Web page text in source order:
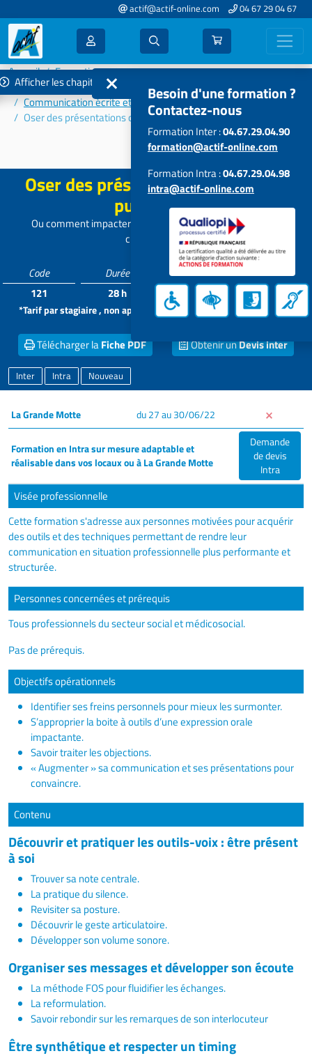
actif@actif-online.com 04 67 29 04 67
Accueil
Formations 2022
Communication - Efficacité - Relations humaines
Communication écrite et orale
Oser des présentations corsées et puissantes
Afficher les chapitres
Se réconcilier avec l'orthographe...
Oser des présentations corsées et
puissantes
Ou comment impacter ses interventions orales en toutes
circonstances
Code
121
Durée
28 h
Tarif*
938 €
Participants
5 à 12
*Tarif par stagiaire , non applicable aux formations intra dans vos
Télécharger laFiche PDF Obtenir unDevis inter
Inter Intra Nouveau
La Grande Motte du 27 au 30/06/22
Formation en Intra sur mesure adaptable et
réalisable dans vos locaux ou à La Grande Motte
Demande
de devis
Intra
Visée professionnelle
Cette formation s'adresse aux personnes motivées pour acquérir
des outils et des techniques permettant de rendre leur
communication en situation professionnelle plus performante et
structurée.
Personnes concernées et prérequis
Tous professionnels du secteur social et médicosocial.
Pas de prérequis.
Objectifs opérationnels
Identifier ses freins personnels pour mieux les surmonter.
S’approprier la boite à outils d’une expression orale
impactante.
Savoir traiter les objections.
« Augmenter » sa communication et ses présentations pour
convaincre.
Contenu
Découvrir et pratiquer les outils-voix : être présent
à soi
Trouver sa note centrale.
La pratique du silence.
Revisiter sa posture.
Découvrir le geste articulatoire.
Développer son volume sonore.
Organiser ses messages et développer son écoute
La méthode FOS pour fluidifier les échanges.
La reformulation.
Savoir rebondir sur les remarques de son interlocuteur
Être synthétique et respecter un timing
Besoin d'une formation ?
Contactez-nous
Formation Inter :04.67.29.04.90
formation@actif-online.com
Formation Intra :04.67.29.04.98
intra@actif-online.com